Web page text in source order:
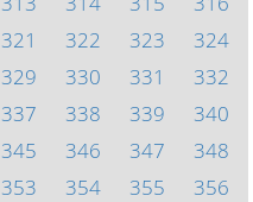
321 322 323
324
329 330 331
332
337 338 339
340
345 346 347
348
353 354 355
356